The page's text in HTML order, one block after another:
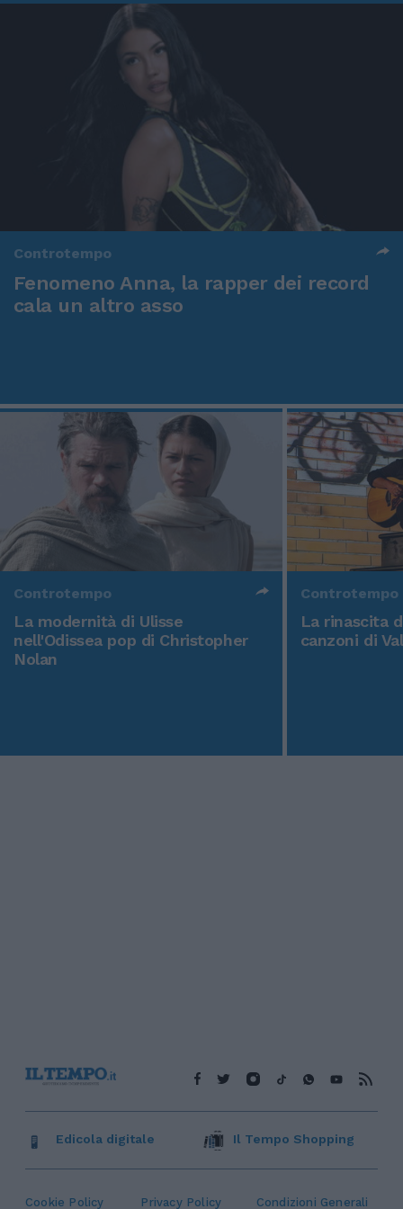
Controtempo
Fenomeno Anna, la rapper dei record
cala un altro asso
Controtempo
La modernità di Ulisse
nell'Odissea pop di Christopher
Nolan
Controtempo
La rinascita
canzoni di
Cookie Policy Privacy Policy Condizioni Generali
Edicola digitale Il Tempo Shopping